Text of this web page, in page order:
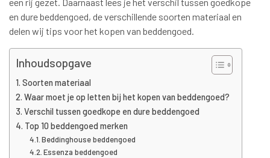
een rij gezet. Daarnaast lees je het verschil tussen goedkope
en dure beddengoed, de verschillende soorten materiaal en
delen wij tips voor het kopen van beddengoed.
Inhoudsopgave
Soorten materiaal
Waar moet je op letten bij het kopen van beddengoed?
Verschil tussen goedkope en dure beddengoed
Top 10 beddengoed merken
Beddinghouse beddengoed
Essenza beddengoed